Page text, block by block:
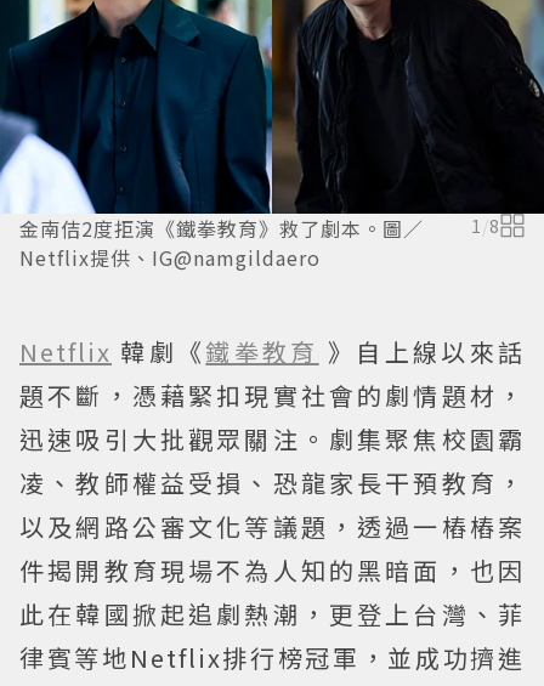
金南佶2度拒演《鐵拳教育》救了劇本。圖／
Netflix提供、IG@namgildaero
1/8
Netflix 韓劇《鐵拳教育 》自上線以來話
題不斷，憑藉緊扣現實社會的劇情題材，
迅速吸引大批觀眾關注。劇集聚焦校園霸
凌、教師權益受損、恐龍家長干預教育，
以及網路公審文化等議題，透過一樁樁案
件揭開教育現場不為人知的黑暗面，也因
此在韓國掀起追劇熱潮，更登上台灣、菲
律賓等地Netflix排行榜冠軍，並成功擠進